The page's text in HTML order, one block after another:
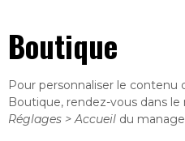
Boutique
Pour personnaliser le contenu
Boutique, rendez-vous dans le
Réglages > Accueil du